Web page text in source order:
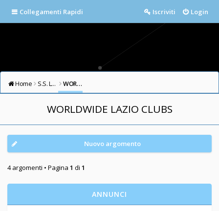
Collegamenti Rapidi Login
Iscriviti
Home S.S. LAZIO FORUM WORLDWIDE LAZIO CLUBS
WORLDWIDE LAZIO CLUBS
Nuovo argomento
4 argomenti • Pagina 1 di 1
ANNUNCI